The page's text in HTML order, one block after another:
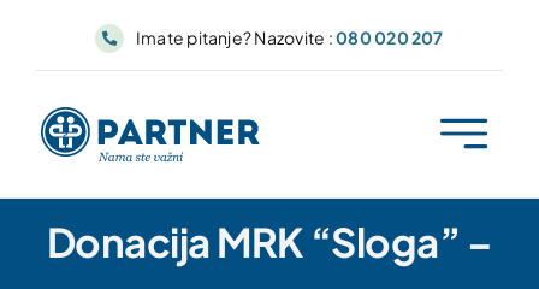
Imate pitanje? Nazovite :080 020 207
Donacija MRK “Sloga” –